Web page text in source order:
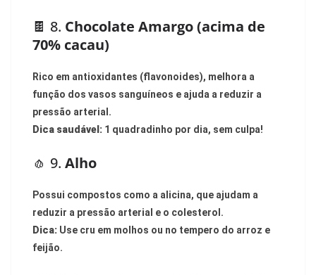
🍫 8. Chocolate Amargo (acima de
70% cacau)
Rico em antioxidantes (flavonoides), melhora a
função dos vasos sanguíneos e ajuda a reduzir a
pressão arterial.
Dica saudável: 1 quadradinho por dia, sem culpa!
🧄 9. Alho
Possui compostos como a alicina, que ajudam a
reduzir a pressão arterial e o colesterol.
Dica: Use cru em molhos ou no tempero do arroz e
feijão.